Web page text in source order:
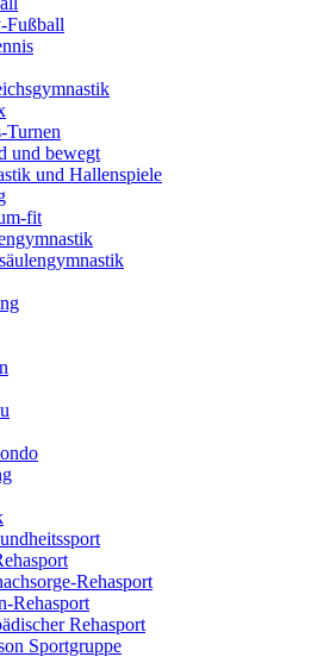
Fußball
Turnen
und bewegt
und Hallenspiele
fit
Rehasport
Rehasport
Rehasport
Sportgruppe